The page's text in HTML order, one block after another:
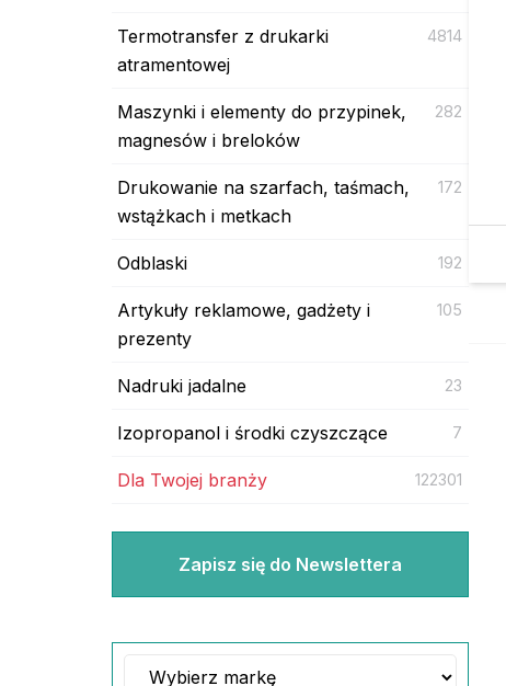
Termotransfer z drukarki
atramentowej
4814
Maszynki i elementy do przypinek,
magnesów i breloków
282
Drukowanie na szarfach, taśmach,
wstążkach i metkach
172
Odblaski 192
Artykuły reklamowe, gadżety i
prezenty
105
Nadruki jadalne 23
Izopropanol i środki czyszczące 7
Dla Twojej branży 122301
Zapisz się do Newslettera